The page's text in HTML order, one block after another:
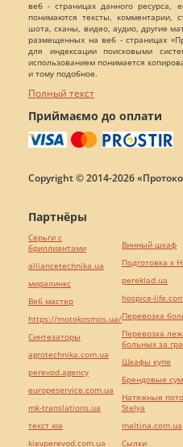
веб - страницах данного ресурса,
понимаются тексты, комментарии,
шота, сканы, видео, аудио, другие
размещенных на веб - страницах
для индексации поисковыми
использованием понимается
и тому подобное.
Полный текст
Приймаємо до оплати
Copyright © 2014-2026
Партнёры
Серьги с
бриллиантами
alliancetechnika.ua
миралинкс
Веб мастер
https://motokosmos.ua/
Синтезаторы
agrotechnika.com.ua
perevod.agency
europeservice.com.ua
mk-translations.ua
текст юа
kievperevod.com.ua
Винный шкаф
Подготовка к
pereklad.ua
hospice-
Перевозка
Перевозка
больных за
Шкафы купе
Брендовые
Натяжные
Stelya
maltina.com.ua
Cылки